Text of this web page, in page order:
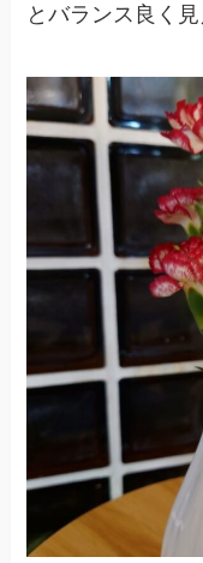
とバランス良く見